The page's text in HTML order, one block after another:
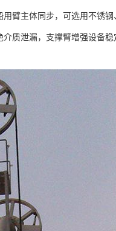
臂主体同步，可选用不锈钢
质泄漏，支撑臂增强设备稳